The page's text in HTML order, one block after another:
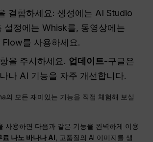
결합하세요: 생성에는 AI Studio
설정에는 Whisk를, 동영상에는
를 사용하세요.
을 주시하세요. 업데이트-구글은
나 AI 기능을 자주 개선합니다.
의 모든 재미있는 기능을 직접 체험해 보실
사용하면 다음과 같은 기능을 완벽하게 이용
료 나노 바나나 AI , 고품질의 AI 이미지를 생